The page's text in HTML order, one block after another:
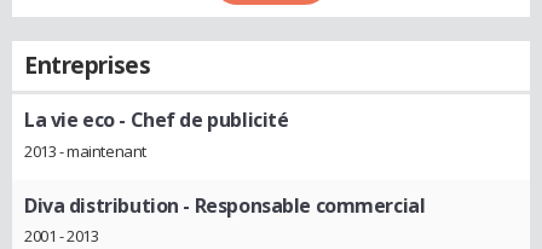
Entreprises
La vie eco- Chef de publicité
2013 - maintenant
Diva distribution - Responsable commercial
2001 - 2013